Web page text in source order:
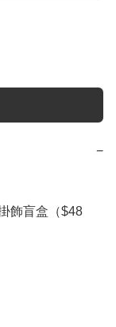
−
飾盲盒（$48